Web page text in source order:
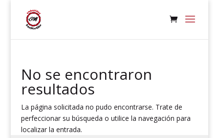
No se encontraron
resultados
La página solicitada no pudo encontrarse. Trate de
perfeccionar su búsqueda o utilice la navegación para
localizar la entrada.